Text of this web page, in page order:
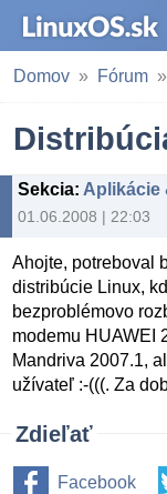
Domov Fórum
Sekcia: Aplikácie
01.06.2008 | 22:03
Ahojte, potreboval
distribúcie Linux,
bezproblémovo
modemu HUAWEI
Mandriva 2007.1,
užívateľ :-(((. Za
Zdieľať
Facebook